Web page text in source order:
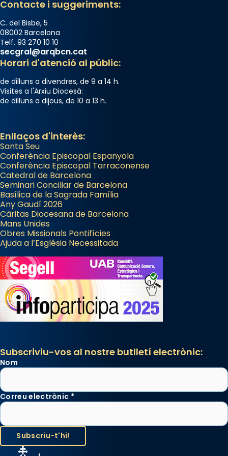
Contacte i suggeriments:
C. del Bisbe, 5
08002 Barcelona
Telf. 93 270 10 10
secgral@arqbcn.cat
Horari d'atenció al públic:
de dilluns a divendres, de 9 a 14 h.
Visites a l'Arxiu Diocesà:
de dilluns a dijous, de 10 a 13 h.
Enllaços d'interès:
Santa Seu
Conferència Episcopal Espanyola
Conferència Episcopal Tarraconense
Catedral de Barcelona
Seminari Conciliar de Barcelona
Basílica de la Sagrada Família
Any Gaudí 2026
Càritas Diocesana de Barcelona
Mans Unides
Obres Missionals Pontifícies
Ajuda a l’Església Necessitada
Subscriviu-vos al nostre butlletí electrònic:
Nom
Correu electrònic *